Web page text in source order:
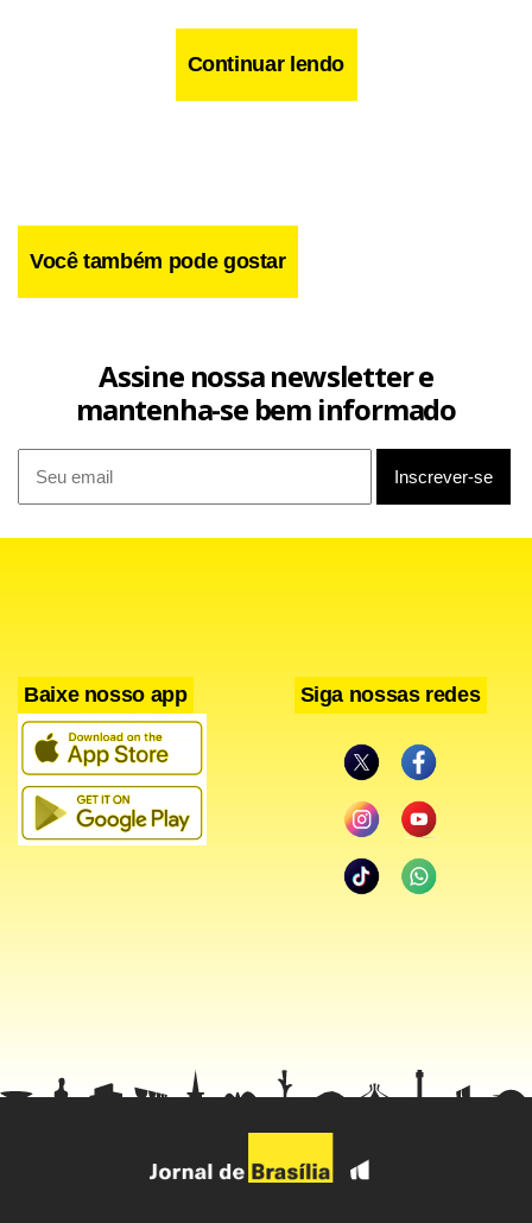
Continuar lendo
Você também pode gostar
Assine nossa newsletter e
mantenha-se bem informado
Baixe nosso app Siga nossas redes